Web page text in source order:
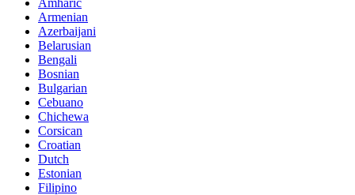
Amharic
Armenian
Azerbaijani
Belarusian
Bengali
Bosnian
Bulgarian
Cebuano
Chichewa
Corsican
Croatian
Dutch
Estonian
Filipino